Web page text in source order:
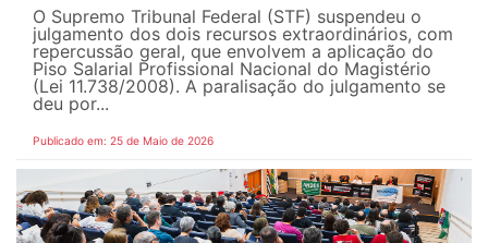
O Supremo Tribunal Federal (STF) suspendeu o
julgamento dos dois recursos extraordinários, com
repercussão geral, que envolvem a aplicação do
Piso Salarial Profissional Nacional do Magistério
(Lei 11.738/2008). A paralisação do julgamento se
deu por...
Publicado em: 25 de Maio de 2026